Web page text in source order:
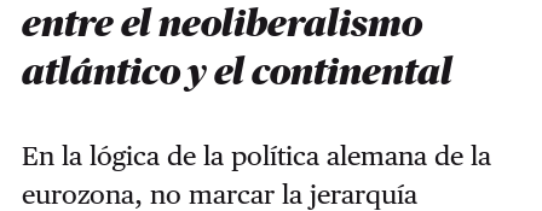
entre el neoliberalismo
atlántico y el continental
En la lógica de la política alemana de la
eurozona, no marcar la jerarquía